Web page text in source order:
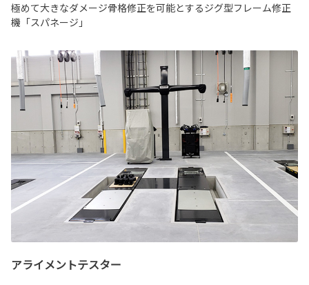
極めて大きなダメージ骨格修正を可能とするジグ型フレーム修正
機「スパネージ」
アライメントテスター